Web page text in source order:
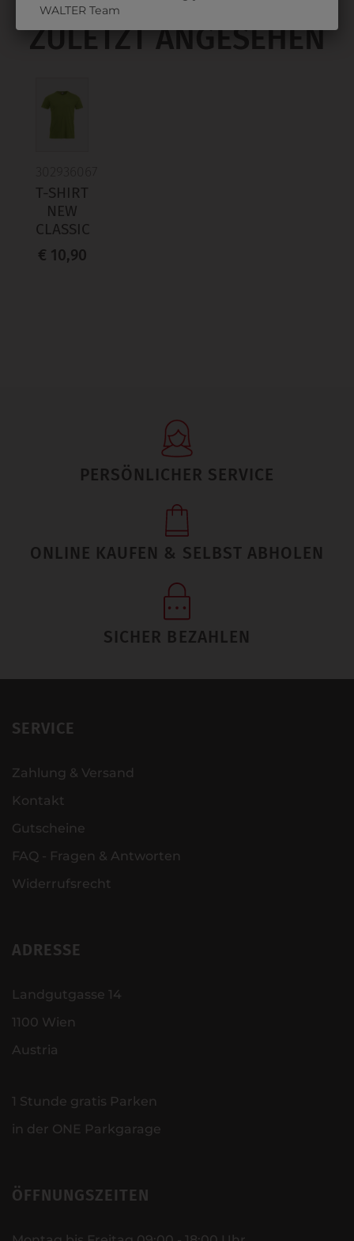
ZULETZT ANGESEHEN
T-SHIRT
NEW
CLASSIC
€ 10,90
PERSÖNLICHER SERVICE
ONLINE KAUFEN & SELBST ABHOLEN
SICHER BEZAHLEN
SERVICE
Zahlung & Versand
Kontakt
Gutscheine
FAQ - Fragen & Antworten
Widerrufsrecht
ADRESSE
Landgutgasse 14
1100 Wien
Austria
1 Stunde gratis Parken
in der ONE Parkgarage
ÖFFNUNGSZEITEN
WALTER Team